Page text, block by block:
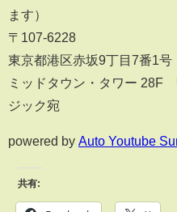
ます）
〒107-6228
東京都港区赤坂9丁目7番1
ミッドタウン・タワー
ジック宛
powered by Auto Youtube
共有: